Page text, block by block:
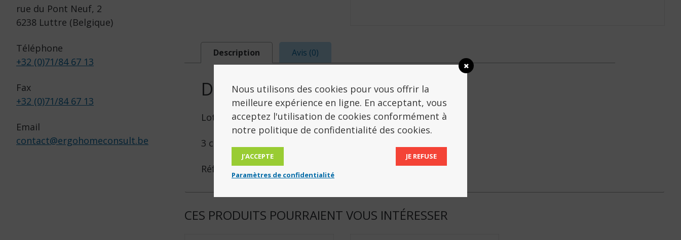
rue du Pont Neuf, 2
6238 Luttre (Belgique)
Téléphone
+32 (0)71/84 67 13
Fax
+32 (0)71/84 67 13
Email
contact@ergohomeconsult.be
Description Avis (0)
DESCRIPTION
Lot de 3 bandes adhésives.
3 cm x 40 cm
Réf. : 8009
CES PRODUITS POURRAIENT VOUS INTÉRESSER
Nous utilisons des cookies pour vous offrir la
meilleure expérience en ligne. En acceptant, vous
acceptez l'utilisation de cookies conformément à
notre politique de confidentialité des cookies.
J’ACCEPTE JE REFUSE
Paramètres de confidentialité